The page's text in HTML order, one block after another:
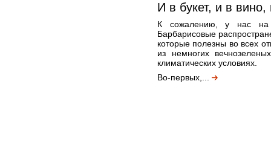
И в букет, и в вино,
К сожалению, у нас на
Барбарисовые
которые полезны во всех
из немногих
климатических условиях.
Во-первых,...